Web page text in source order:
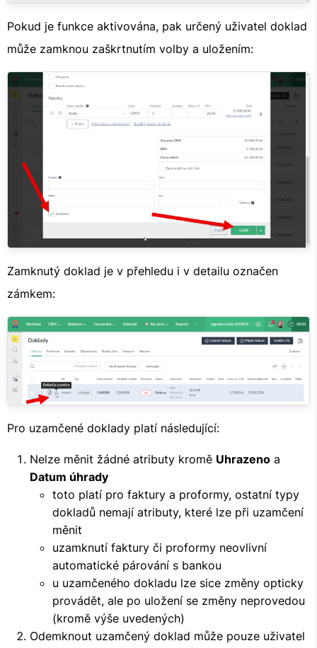
Pokud je funkce aktivována, pak určený uživatel doklad
může zamknou zaškrtnutím volby a uložením:
Zamknutý doklad je v přehledu i v detailu označen
zámkem:
Pro uzamčené doklady platí následující:
Nelze měnit žádné atributy kromě Uhrazeno a
Datum úhrady
toto platí pro faktury a proformy, ostatní typy
dokladů nemají atributy, které lze při uzamčení
měnit
uzamknutí faktury či proformy neovlivní
automatické párování s bankou
u uzamčeného dokladu lze sice změny opticky
provádět, ale po uložení se změny neprovedou
(kromě výše uvedených)
Odemknout uzamčený doklad může pouze uživatel